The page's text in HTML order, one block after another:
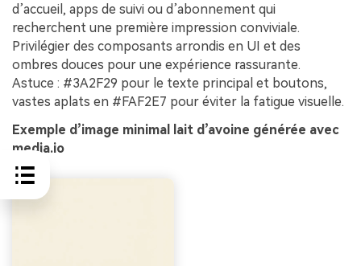
d’accueil, apps de suivi ou d’abonnement qui
recherchent une première impression conviviale.
Privilégier des composants arrondis en UI et des
ombres douces pour une expérience rassurante.
Astuce : #3A2F29 pour le texte principal et boutons,
vastes aplats en #FAF2E7 pour éviter la fatigue visuelle.
Exemple d’image minimal lait d’avoine générée avec
media.io